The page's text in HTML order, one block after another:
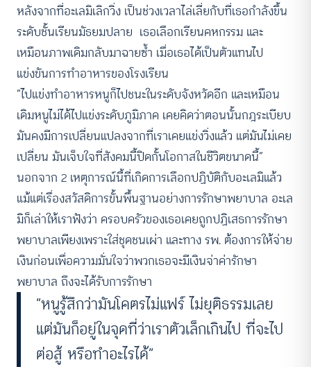
หลังจากที่อะเลมิเลิกวิ่ง เป็นช่วงเวลาไล่เลี่ยกับที่เธอกำลังขึ้น
ระดับชั้นเรียนมัธยมปลาย เธอเลือกเรียนคหกรรม และ
เหมือนภาพเดิมกลับมาฉายซ้ำ เมื่อเธอได้เป็นตัวแทนไป
แข่งขันการทำอาหารของโรงเรียน
“ไปแข่งทำอาหารหนูก็ไปชนะในระดับจังหวัดอีก และเหมือน
เดิมหนูไม่ได้ไปแข่งระดับภูมิภาค เคยคิดว่าตอนนั้นกฎระเบียบ
มันคงมีการเปลี่ยนแปลงจากที่เราเคยแข่งวิ่งแล้ว แต่มันไม่เคย
เปลี่ยน มันเจ็บใจที่สังคมนี้ปิดกั้นโอกาสในชีวิตขนาดนี้”
นอกจาก 2 เหตุการณ์นี้ที่เกิดการเลือกปฏิบัติกับอะเลมิแล้ว
แม้แต่เรื่องสวัสดิการขั้นพื้นฐานอย่างการรักษาพยาบาล อะเล
มิก็เล่าให้เราฟังว่า ครอบครัวของเธอเคยถูกปฏิเสธการรักษา
พยาบาลเพียงเพราะใส่ชุดชนเผ่า และทาง รพ. ต้องการให้จ่าย
เงินก่อนเพื่อความมั่นใจว่าพวกเธอจะมีเงินจ่าค่ารักษา
พยาบาล ถึงจะได้รับการรักษา
“หนูรู้สึกว่ามันโคตรไม่แฟร์ ไม่ยุติธรรมเลย
แต่มันก็อยู่ในจุดที่ว่าเราตัวเล็กเกินไป ที่จะไป
ต่อสู้ หรือทำอะไรได้”